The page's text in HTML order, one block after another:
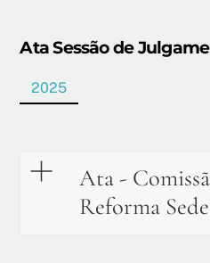
Ata Sessão de
2025
Ata -
Reforma Sede